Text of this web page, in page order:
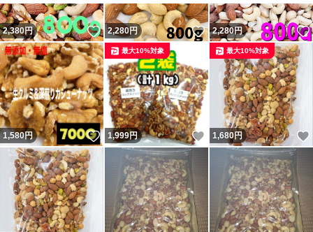
2,380円 いいね！
2,280円 いいね！
2,280円
1,580円 いいね！
1,999円 いいね！
最大10%対象
1,680円
最大10%対象